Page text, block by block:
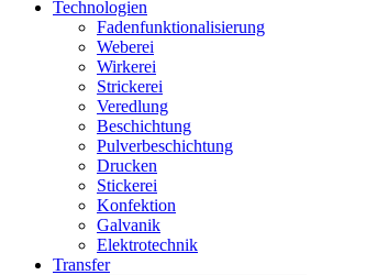
Technologien
Fadenfunktionalisierung
Weberei
Wirkerei
Strickerei
Veredlung
Beschichtung
Pulverbeschichtung
Drucken
Stickerei
Konfektion
Galvanik
Elektrotechnik
Transfer